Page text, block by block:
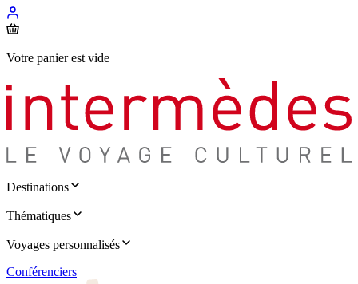
Votre panier est vide
Destinations
Thématiques
Voyages personnalisés
Conférenciers